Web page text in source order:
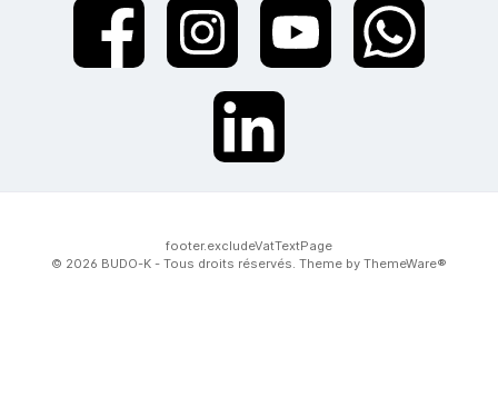
twt.widget.communities.facebook.name
twt.widget.communities.instagram.name
twt.widget.communities.linkedin.name
footer.excludeVatTextPage
© 2026 BUDO-K - Tous droits réservés. Theme by ThemeWare®